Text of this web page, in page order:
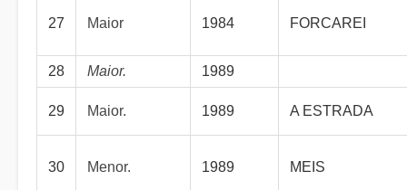
27 Maior 1984 FORCAREI
28 Maior. 1989
29 Maior. 1989 A ESTRADA
30 Menor. 1989 MEIS